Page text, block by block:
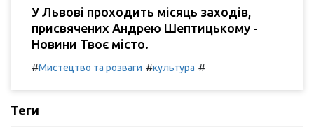
У Львові проходить місяць заходів,
присвячених Андрею Шептицькому -
Новини Твоє місто.
#Мистецтво та розваги #культура #
Теги